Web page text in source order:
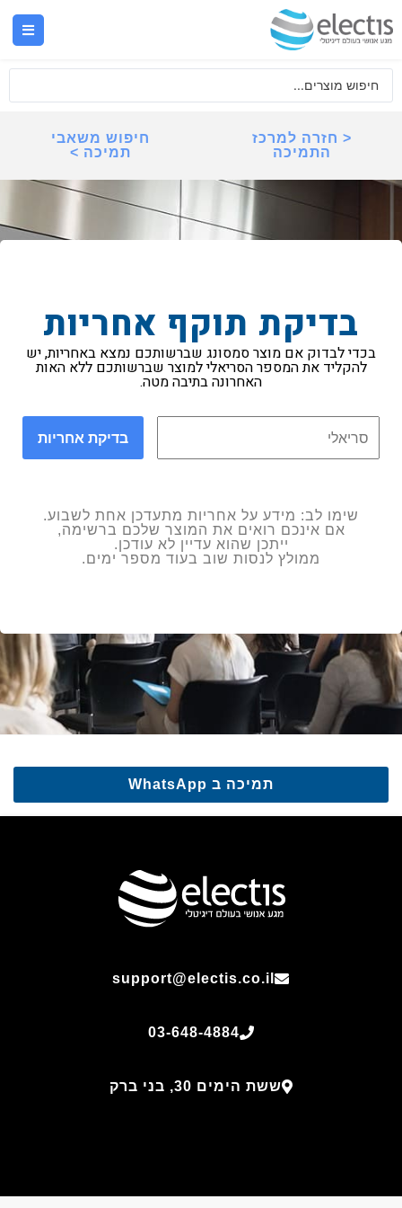
< חזרה למרכז
התמיכה
חיפוש משאבי
תמיכה >
בדיקת תוקף אחריות
בכדי לבדוק אם מוצר סמסונג שברשותכם נמצא באחריות, יש
להקליד את המספר הסריאלי למוצר שברשותכם ללא האות
האחרונה בתיבה מטה.
בדיקת אחריות
שימו לב: מידע על אחריות מתעדכן אחת לשבוע.
אם אינכם רואים את המוצר שלכם ברשימה,
ייתכן שהוא עדיין לא עודכן.
ממולץ לנסות שוב בעוד מספר ימים.
תמיכה ב WhatsApp
support@electis.co.il
03-648-4884
ששת הימים 30, בני ברק